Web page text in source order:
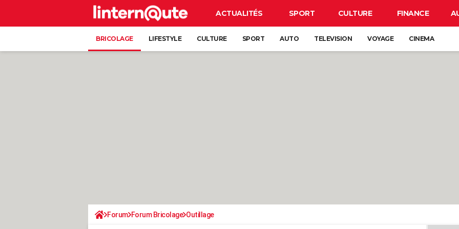
ACTUALITÉS SPORT CULTURE FINANCE
BRICOLAGE LIFESTYLE CULTURE SPORT AUTO TELEVISION VOYAGE CINEMA
Forum Forum Bricolage Outillage